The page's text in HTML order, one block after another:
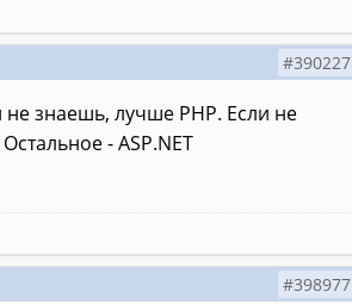
#390227
знаешь, лучше PHP. Если не
- ASP.NET
#398977